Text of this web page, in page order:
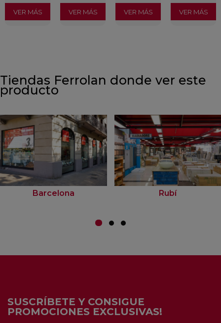
VER MÁS VER MÁS VER MÁS VER MÁS
Tiendas Ferrolan donde ver este
producto
Barcelona Rubí
SUSCRÍBETE Y CONSIGUE
PROMOCIONES EXCLUSIVAS!